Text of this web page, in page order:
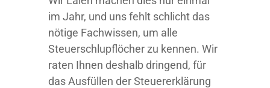
im Jahr, und uns fehlt schlicht das
nötige Fachwissen, um alle
Steuerschlupflöcher zu kennen. Wir
raten Ihnen deshalb dringend, für
das Ausfüllen der Steuererklärung